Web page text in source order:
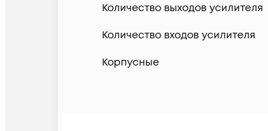
Количество выходов усилителя
Количество входов усилителя
Корпусные